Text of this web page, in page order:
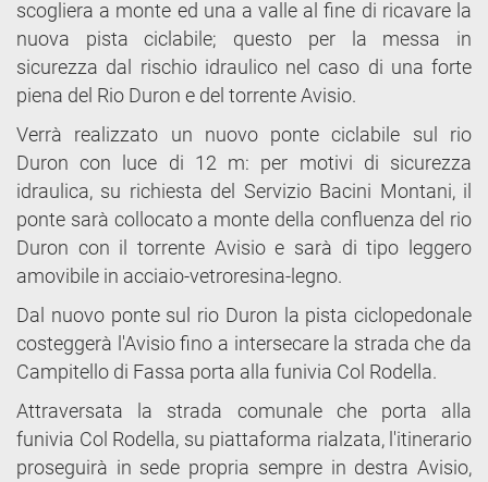
scogliera a monte ed una a valle al fine di ricavare la
nuova pista ciclabile; questo per la messa in
sicurezza dal rischio idraulico nel caso di una forte
piena del Rio Duron e del torrente Avisio.
Verrà realizzato un nuovo ponte ciclabile sul rio
Duron con luce di 12 m: per motivi di sicurezza
idraulica, su richiesta del Servizio Bacini Montani, il
ponte sarà collocato a monte della confluenza del rio
Duron con il torrente Avisio e sarà di tipo leggero
amovibile in acciaio-vetroresina-legno.
Dal nuovo ponte sul rio Duron la pista ciclopedonale
costeggerà l'Avisio fino a intersecare la strada che da
Campitello di Fassa porta alla funivia Col Rodella.
Attraversata la strada comunale che porta alla
funivia Col Rodella, su piattaforma rialzata, l'itinerario
proseguirà in sede propria sempre in destra Avisio,